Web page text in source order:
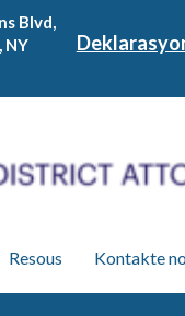
Blvd,
NY
Resous Kontakte